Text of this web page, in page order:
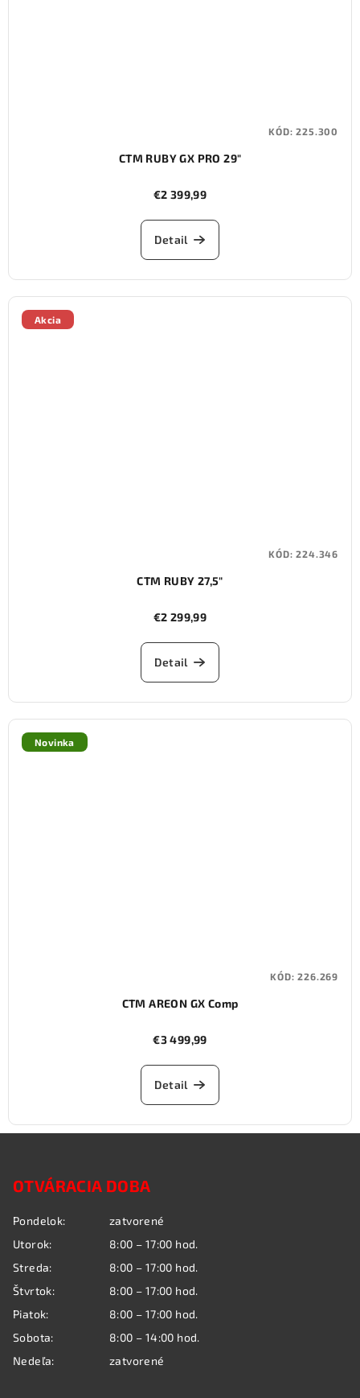
CTM RUBY GX PRO 29"
€2 399,99
Detail
KÓD:225.300
Akcia
CTM RUBY 27,5"
€2 299,99
Detail
KÓD:224.346
Novinka
CTM AREON GX Comp
€3 499,99
Detail
KÓD:226.269
OTVÁRACIA DOBA
Pondelok:
zatvorené
Utorok:
8:00 – 17:00 hod.
Streda:
8:00 – 17:00 hod.
Štvrtok:
8:00 – 17:00 hod.
Piatok:
8:00 – 17:00 hod.
Sobota:
8:00 – 14:00 hod.
Nedeľa:
zatvorené